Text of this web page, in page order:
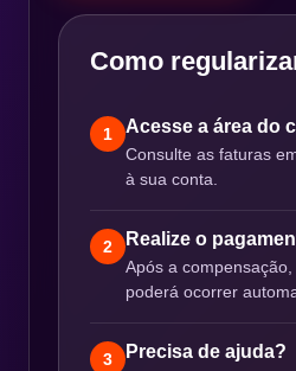
Como
1 Acesse a área do
Consulte as faturas
à sua conta.
2 Realize o
Após a
poderá ocorrer
3 Precisa de ajuda?